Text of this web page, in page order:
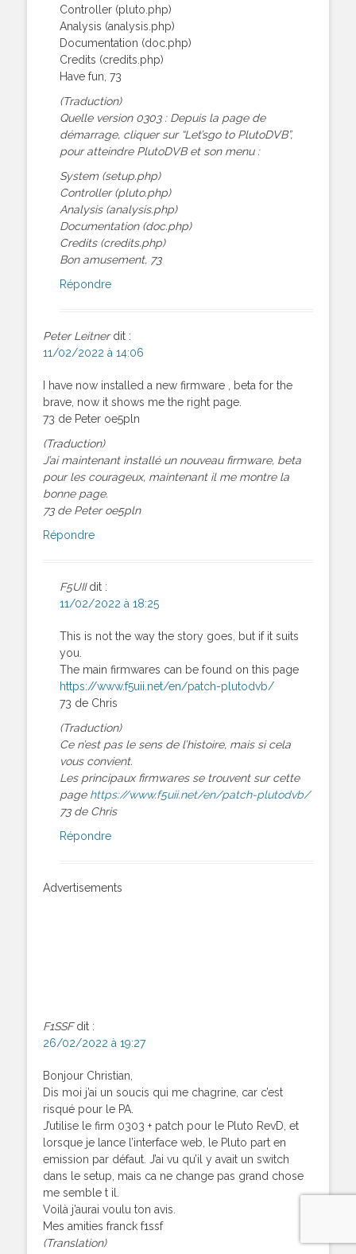
Controller (pluto.php)
Analysis (analysis.php)
Documentation (doc.php)
Credits (credits.php)
Have fun, 73
(Traduction)
Quelle version 0303 : Depuis la page de
démarrage, cliquer sur “Let’sgo to PlutoDVB”,
pour atteindre PlutoDVB et son menu :
System (setup.php)
Controller (pluto.php)
Analysis (analysis.php)
Documentation (doc.php)
Credits (credits.php)
Bon amusement, 73
Répondre
Peter Leitner dit :
11/02/2022 à 14:06
I have now installed a new firmware , beta for the
brave, now it shows me the right page.
73 de Peter oe5pln
(Traduction)
J’ai maintenant installé un nouveau firmware, beta
pour les courageux, maintenant il me montre la
bonne page.
73 de Peter oe5pln
Répondre
F5UII dit :
11/02/2022 à 18:25
This is not the way the story goes, but if it suits
you.
The main firmwares can be found on this page
https://www.f5uii.net/en/patch-plutodvb/
73 de Chris
(Traduction)
Ce n’est pas le sens de l’histoire, mais si cela
vous convient.
Les principaux firmwares se trouvent sur cette
page https://www.f5uii.net/en/patch-plutodvb/
73 de Chris
Répondre
Advertisements
F1SSF dit :
26/02/2022 à 19:27
Bonjour Christian,
Dis moi j’ai un soucis qui me chagrine, car c’est
risqué pour le PA.
J’utilise le firm 0303 + patch pour le Pluto RevD, et
lorsque je lance l’interface web, le Pluto part en
emission par défaut. J’ai vu qu’il y avait un switch
dans le setup, mais ca ne change pas grand chose
me semble t il.
Voilà j’aurai voulu ton avis.
Mes amities franck f1ssf
(Translation)